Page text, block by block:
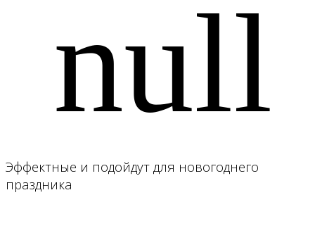
Эффектные и подойдут для новогоднего
праздника